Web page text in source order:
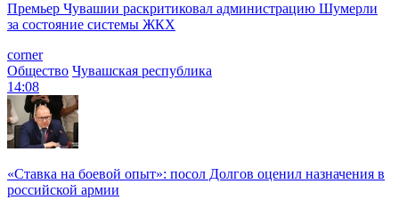
Премьер Чувашии раскритиковал администрацию Шумерли
за состояние системы ЖКХ
corner
Общество Чувашская республика
14:08
«Ставка на боевой опыт»: посол Долгов оценил назначения в
российской армии